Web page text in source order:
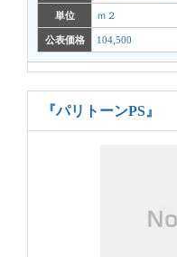
単位 ｍ２
公表価格 104,500
『パリトーンPS』